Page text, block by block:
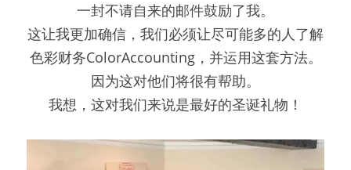
一封不请自来的邮件鼓励了我。
这让我更加确信，我们必须让尽可能多的人了解
色彩财务ColorAccounting，并运用这套方法。
因为这对他们将很有帮助。
我想，这对我们来说是最好的圣诞礼物！